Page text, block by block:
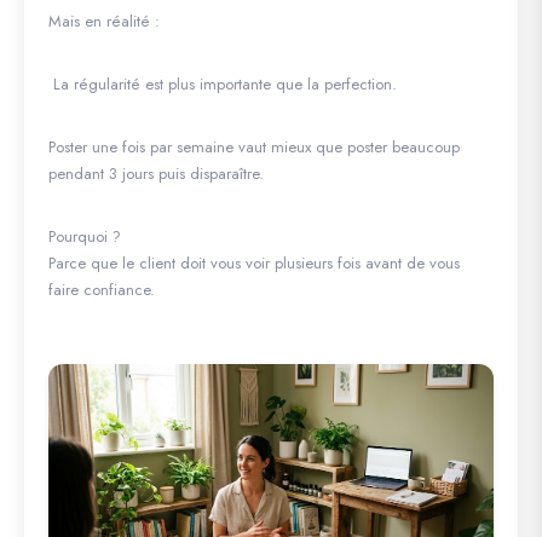
Mais en réalité :
La régularité est plus importante que la perfection.
Poster une fois par semaine vaut mieux que poster beaucoup
pendant 3 jours puis disparaître.
Pourquoi ?
Parce que le client doit vous voir plusieurs fois avant de vous
faire confiance.